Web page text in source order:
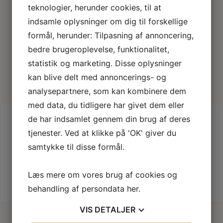
Det siger vores
kunder
Aflyst fly fra Italien
Super nemt, fik aflyst fly fra Italien,
sendte bare min billet til Flyadvokaten.
Bom lige fået 2500 tilbage. Tak Eva
Persson Flyadvokaten
teknologier, herunder cookies, til at
indsamle oplysninger om dig til forskellige
formål, herunder: Tilpasning af annoncering,
bedre brugeroplevelse, funktionalitet,
statistik og marketing. Disse oplysninger
kan blive delt med annoncerings- og
analysepartnere, som kan kombinere dem
med data, du tidligere har givet dem eller
de har indsamlet gennem din brug af deres
tjenester. Ved at klikke på 'OK' giver du
samtykke til disse formål.
Læs mere om vores brug af cookies og
behandling af persondata her.
VIS DETALJER